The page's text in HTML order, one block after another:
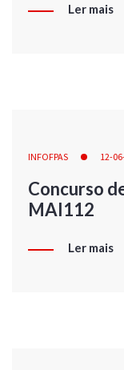
Ler mais
INFOFPAS 12-
Concurso
MAI112
Ler mais